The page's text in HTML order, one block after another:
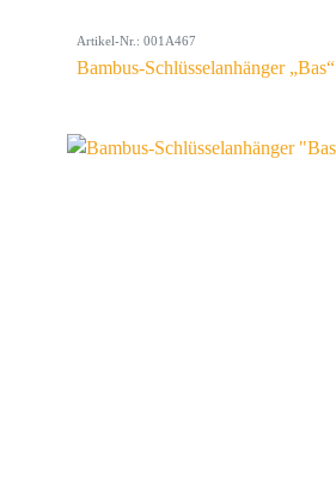
Artikel-Nr.: 001A467
Bambus-Schlüsselanhänger „Bas“